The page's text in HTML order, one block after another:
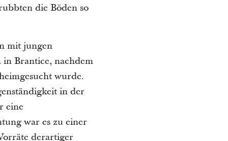
die Böden so
mit jungen
Brantice, nachdem
wurde.
in der
eine
war es zu einer
derartiger